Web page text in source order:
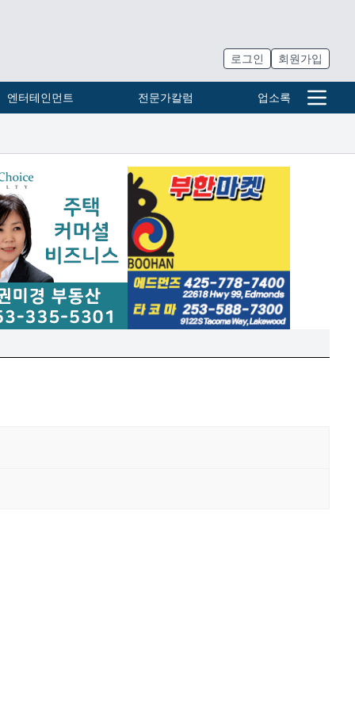
로그인 회원가입
엔터테인먼트 전문가칼럼 업소록